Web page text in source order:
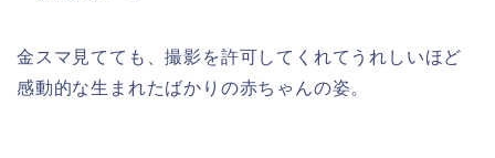
金スマ見てても、撮影を許可してくれてうれしいほど
感動的な生まれたばかりの赤ちゃんの姿。